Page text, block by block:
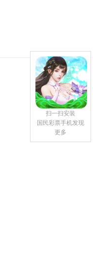
扫一扫安装
国民彩票手机发现
更多